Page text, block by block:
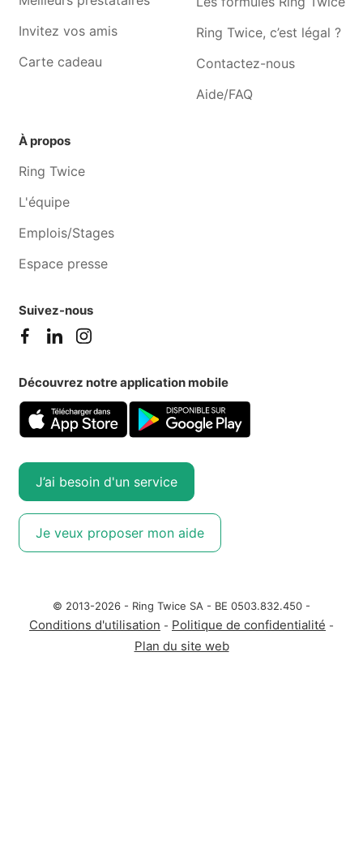
Invitez vos amis
Carte cadeau
Ring Twice, c’est légal ?
Contactez-nous
Aide/FAQ
À propos
Ring Twice
L'équipe
Emplois/Stages
Espace presse
Suivez-nous
Découvrez notre application mobile
J’ai besoin d'un service
Je veux proposer mon aide
© 2013-2026 - Ring Twice SA - BE 0503.832.450 -
Conditions d'utilisation - Politique de confidentialité -
Plan du site web